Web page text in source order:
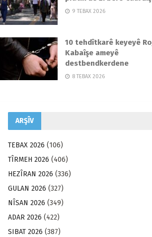
9 TEBAX 2026
10 tehdîtkarê keyeyê
Kabaîşe ameyê
destbendkerdene
8 TEBAX 2026
ARŞÎV
TEBAX 2026 (106)
TÎRMEH 2026 (406)
HEZÎRAN 2026 (336)
GULAN 2026 (327)
NÎSAN 2026 (349)
ADAR 2026 (422)
SIBAT 2026 (387)